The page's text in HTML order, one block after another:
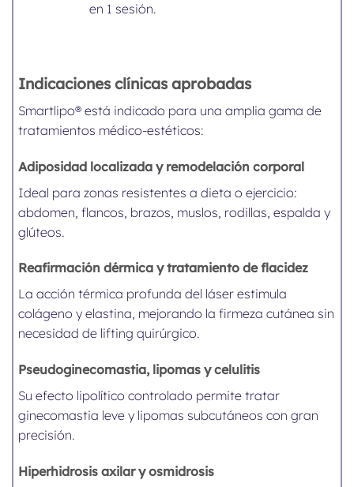
en 1 sesión.
Indicaciones clínicas aprobadas
Smartlipo® está indicado para una amplia gama de
tratamientos médico-estéticos:
Adiposidad localizada y remodelación corporal
Ideal para zonas resistentes a dieta o ejercicio:
abdomen, flancos, brazos, muslos, rodillas, espalda y
glúteos.
Reafirmación dérmica y tratamiento de flacidez
La acción térmica profunda del láser estimula
colágeno y elastina, mejorando la firmeza cutánea sin
necesidad de lifting quirúrgico.
Pseudoginecomastia, lipomas y celulitis
Su efecto lipolítico controlado permite tratar
ginecomastia leve y lipomas subcutáneos con gran
precisión.
Hiperhidrosis axilar y osmidrosis